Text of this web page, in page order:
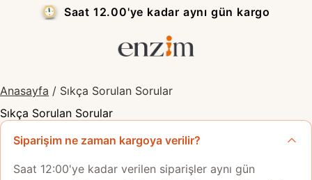
Saat 12.00'ye kadar aynı gün kargo
Anasayfa / Sıkça Sorulan Sorular
Sıkça Sorulan Sorular
Siparişim ne zaman kargoya verilir?
Saat 12:00'ye kadar verilen siparişler aynı gün